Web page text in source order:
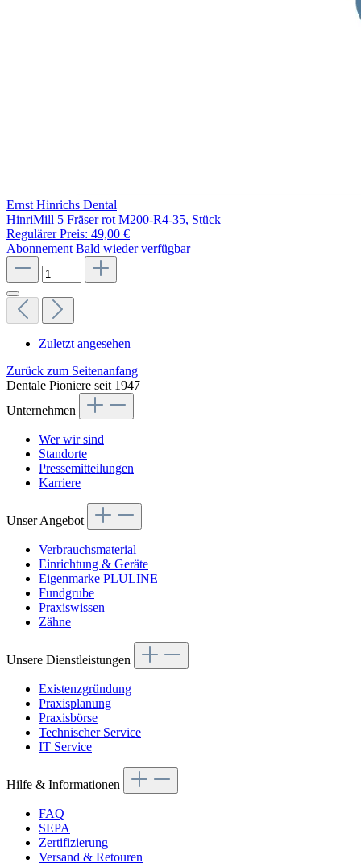
Ernst Hinrichs Dental
HinriMill 5 Fräser rot M200-R4-35, Stück
Regulärer Preis: 49,00 €
Abonnement Bald wieder verfügbar
Zuletzt angesehen
Zurück zum Seitenanfang
Dentale Pioniere seit 1947
Unternehmen
Wer wir sind
Standorte
Pressemitteilungen
Karriere
Unser Angebot
Verbrauchsmaterial
Einrichtung & Geräte
Eigenmarke PLULINE
Fundgrube
Praxiswissen
Zähne
Unsere Dienstleistungen
Existenzgründung
Praxisplanung
Praxisbörse
Technischer Service
IT Service
Hilfe & Informationen
FAQ
SEPA
Zertifizierung
Versand & Retouren